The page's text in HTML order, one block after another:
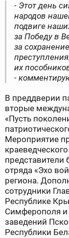
- Этот день
народов
подвиге
за Победу в
за
их
-
В преддверии
вторые
«Пусть
Мероприятие
представители
отряда «Эхо
региона.
сотрудники
Республике
Симферополя и
заведений
Республики